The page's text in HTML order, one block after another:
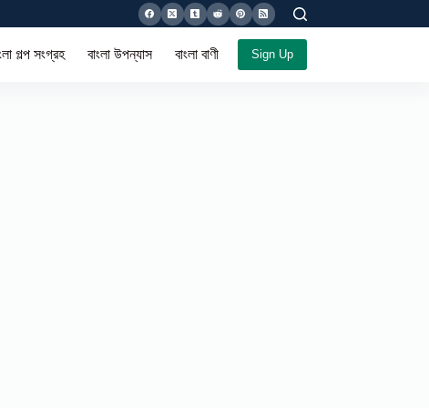
গল্প সংগ্রহ বাংলা উপন্যাস বাংলা বাণী সমগ্র Sign Up